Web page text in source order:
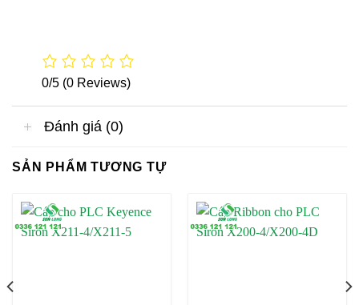
0/5 (0 Reviews)
Đánh giá (0)
SẢN PHẨM TƯƠNG TỰ